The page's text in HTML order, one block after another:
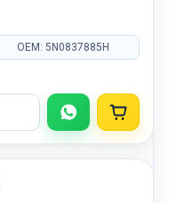
OEM: 5N0837885H